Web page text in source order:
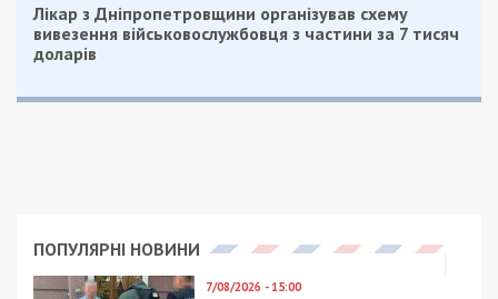
Лікар з Дніпропетровщини організував схему
вивезення військовослужбовця з частини за 7 тисяч
доларів
ПОПУЛЯРНІ НОВИНИ
7/08/2026 - 15:00